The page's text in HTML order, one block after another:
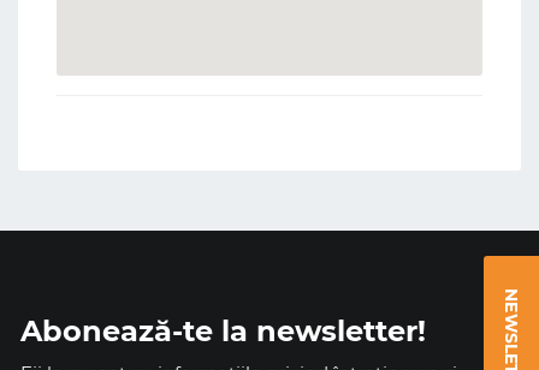
Abonează-te la newsletter!